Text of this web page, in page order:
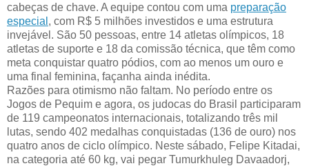
cabeças de chave. A equipe contou com uma preparação
especial , com R$ 5 milhões investidos e uma estrutura
invejável. São 50 pessoas, entre 14 atletas olímpicos, 18
atletas de suporte e 18 da comissão técnica, que têm como
meta conquistar quatro pódios, com ao menos um ouro e
uma final feminina, façanha ainda inédita.
Razões para otimismo não faltam. No período entre os
Jogos de Pequim e agora, os judocas do Brasil participaram
de 119 campeonatos internacionais, totalizando três mil
lutas, sendo 402 medalhas conquistadas (136 de ouro) nos
quatro anos de ciclo olímpico. Neste sábado, Felipe Kitadai,
na categoria até 60 kg, vai pegar Tumurkhuleg Davaadorj,